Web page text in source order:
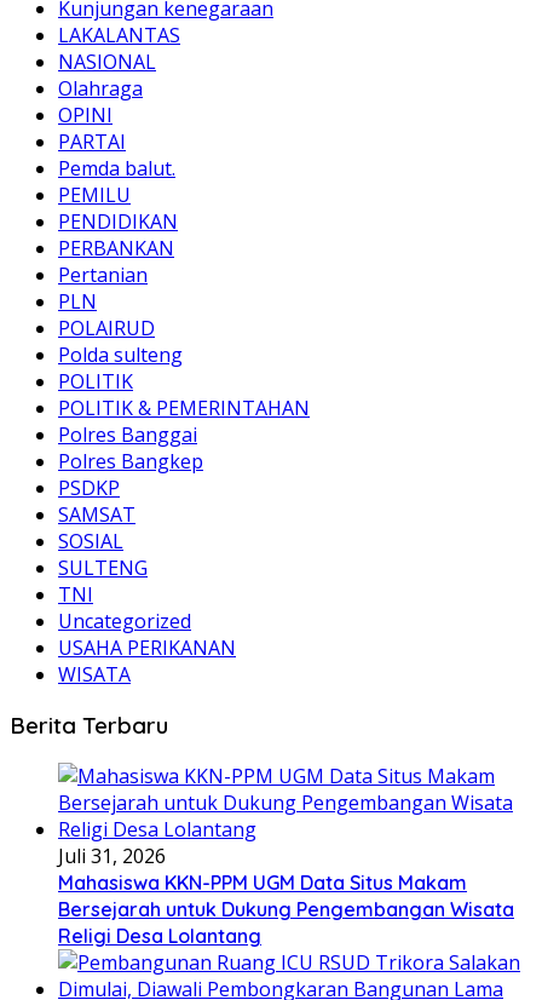
Kunjungan kenegaraan
LAKALANTAS
NASIONAL
Olahraga
OPINI
PARTAI
Pemda balut.
PEMILU
PENDIDIKAN
PERBANKAN
Pertanian
PLN
POLAIRUD
Polda sulteng
POLITIK
POLITIK & PEMERINTAHAN
Polres Banggai
Polres Bangkep
PSDKP
SAMSAT
SOSIAL
SULTENG
TNI
Uncategorized
USAHA PERIKANAN
WISATA
Berita Terbaru
Juli 31, 2026
Mahasiswa KKN-PPM UGM Data Situs Makam
Bersejarah untuk Dukung Pengembangan Wisata
Religi Desa Lolantang